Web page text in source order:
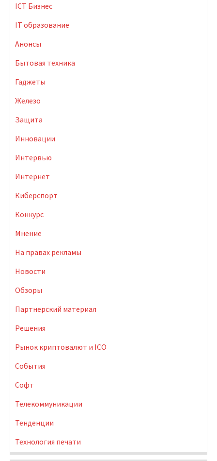
ICT Бизнес
IT образование
Анонсы
Бытовая техника
Гаджеты
Железо
Защита
Инновации
Интервью
Интернет
Киберспорт
Конкурс
Мнение
На правах рекламы
Новости
Обзоры
Партнерский материал
Решения
Рынок криптовалют и ICO
События
Софт
Телекоммуникации
Тенденции
Технология печати